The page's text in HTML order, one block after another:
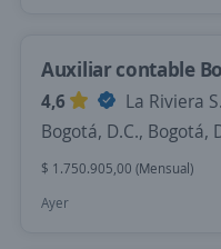
Auxiliar contable
4,6
La Riviera
Bogotá, D.C., Bogotá,
$ 1.750.905,00 (Mensual)
Ayer